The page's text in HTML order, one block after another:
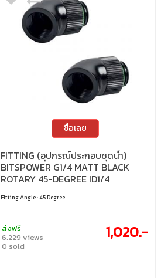
ซื้อเลย
FITTING (อุปกรณ์ประกอบชุดน้ำ)
BITSPOWER G1/4 MATT BLACK
ROTARY 45-DEGREE ID1/4
Fitting Angle : 45 Degree
ส่งฟรี
6,229 views
0 sold
1,020.-